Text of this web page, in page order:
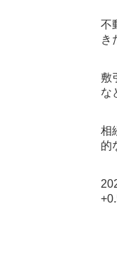
不
き
敷
な
相
的